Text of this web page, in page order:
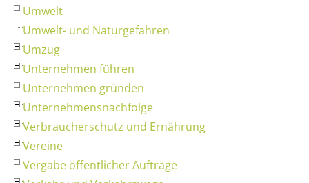
Umwelt
Umwelt- und Naturgefahren
Umzug
Unternehmen führen
Unternehmen gründen
Unternehmensnachfolge
Verbraucherschutz und Ernährung
Vereine
Vergabe öffentlicher Aufträge